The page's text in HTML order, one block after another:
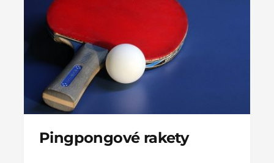
Pingpongové rakety